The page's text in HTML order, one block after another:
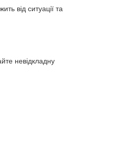
від ситуації та
невідкладну